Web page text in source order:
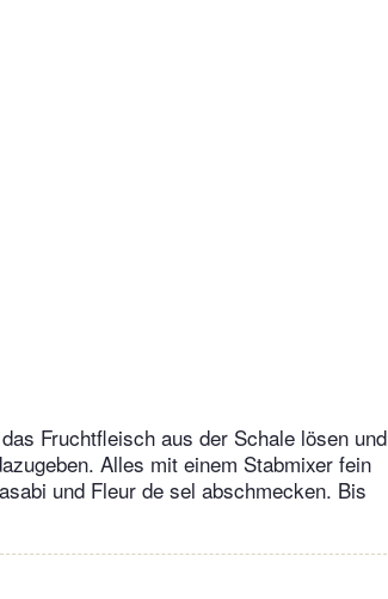
Fruchtfleisch aus der Schale lösen und
Alles mit einem Stabmixer fein
und Fleur de sel abschmecken. Bis